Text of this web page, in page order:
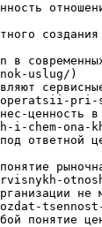
в
uslug/)
pri-
i-chem-ona-
под